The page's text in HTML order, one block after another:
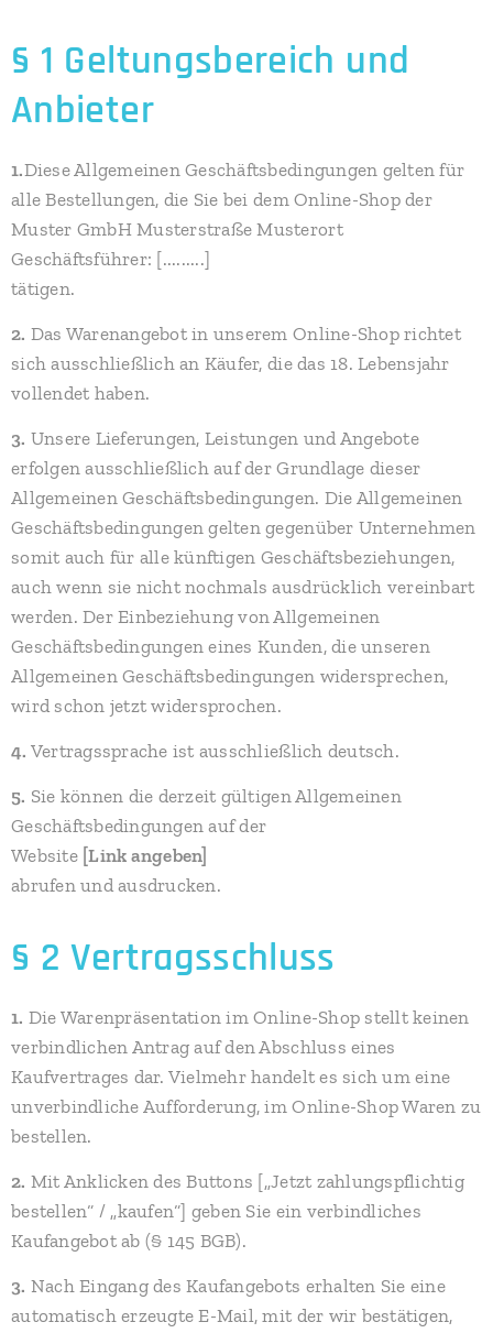
§ 1 Geltungsbereich und
Anbieter
1.Diese Allgemeinen Geschäftsbedingungen gelten für
alle Bestellungen, die Sie bei dem Online-Shop der
Muster GmbH Musterstraße Musterort
Geschäftsführer: [.........]
tätigen.
2. Das Warenangebot in unserem Online-Shop richtet
sich ausschließlich an Käufer, die das 18. Lebensjahr
vollendet haben.
3. Unsere Lieferungen, Leistungen und Angebote
erfolgen ausschließlich auf der Grundlage dieser
Allgemeinen Geschäftsbedingungen. Die Allgemeinen
Geschäftsbedingungen gelten gegenüber Unternehmen
somit auch für alle künftigen Geschäftsbeziehungen,
auch wenn sie nicht nochmals ausdrücklich vereinbart
werden. Der Einbeziehung von Allgemeinen
Geschäftsbedingungen eines Kunden, die unseren
Allgemeinen Geschäftsbedingungen widersprechen,
wird schon jetzt widersprochen.
4. Vertragssprache ist ausschließlich deutsch.
5. Sie können die derzeit gültigen Allgemeinen
Geschäftsbedingungen auf der
Website [Link angeben]
abrufen und ausdrucken.
§ 2 Vertragsschluss
1. Die Warenpräsentation im Online-Shop stellt keinen
verbindlichen Antrag auf den Abschluss eines
Kaufvertrages dar. Vielmehr handelt es sich um eine
unverbindliche Aufforderung, im Online-Shop Waren zu
bestellen.
2. Mit Anklicken des Buttons [„Jetzt zahlungspflichtig
bestellen“ / „kaufen“] geben Sie ein verbindliches
Kaufangebot ab (§ 145 BGB).
3. Nach Eingang des Kaufangebots erhalten Sie eine
automatisch erzeugte E-Mail, mit der wir bestätigen,